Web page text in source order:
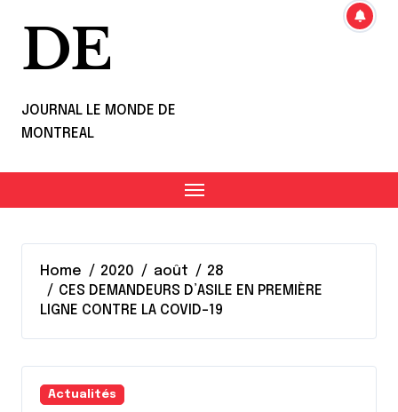
DE
JOURNAL LE MONDE DE
MONTREAL
Home 2020 août
28
CES DEMANDEURS D’ASILE EN PREMIÈRE
LIGNE CONTRE LA COVID-19
Actualités